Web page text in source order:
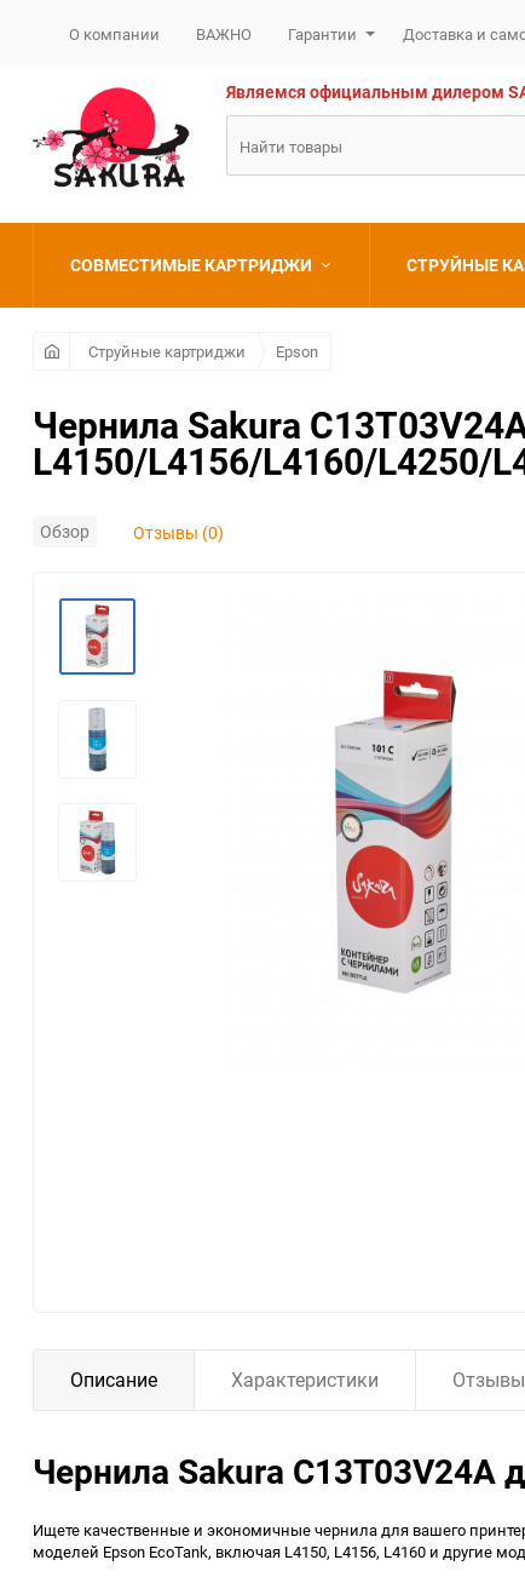
О компании ВАЖНО Гарантии Доставка и
Являемся официальным дилером
Brother
Epson
HP
Kyocera Mita
Lexmark
Panasonic
СОВМЕСТИМЫЕ КАРТРИДЖИ
Canon
Epson
СТРУЙНЫЕ
Струйные картриджи Epson
Чернила Sakura
L4150/L4156/L4160/L4250/
Обзор Отзывы (0)
Описание Характеристики Отзывы
Чернила Sakura C13T03V24A
Ищете качественные и экономичные чернила для вашего
моделей Epson EcoTank, включая L4150, L4156, L4160 и другие